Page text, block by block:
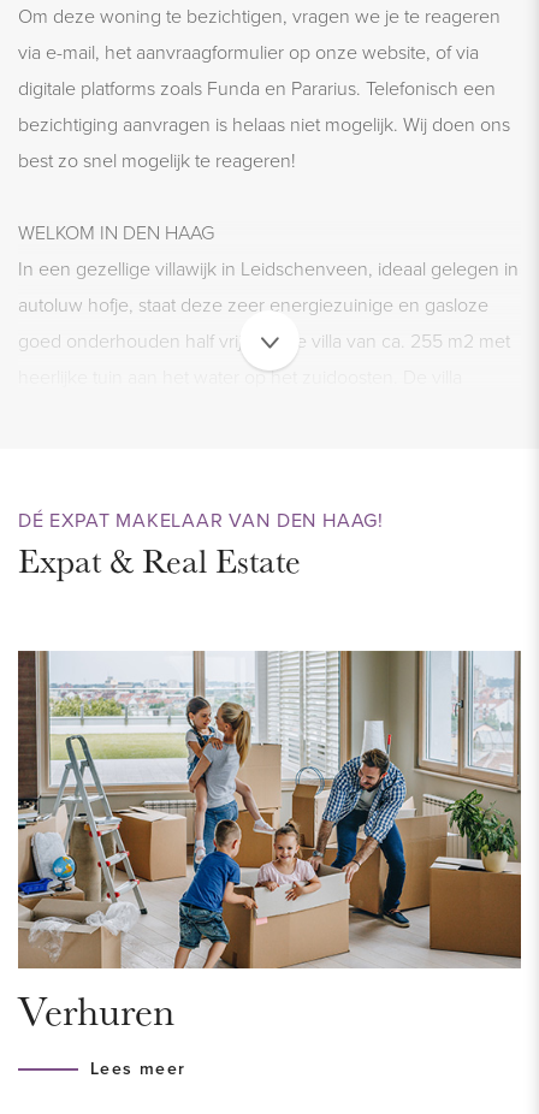
Om deze woning te bezichtigen, vragen we je te reageren
via e-mail, het aanvraagformulier op onze website, of via
digitale platforms zoals Funda en Pararius. Telefonisch een
bezichtiging aanvragen is helaas niet mogelijk. Wij doen ons
best zo snel mogelijk te reageren!
WELKOM IN DEN HAAG
In een gezellige villawijk in Leidschenveen, ideaal gelegen in
autoluw hofje, staat deze zeer energiezuinige en gasloze
goed onderhouden half vrijstaande villa van ca. 255 m2 met
heerlijke tuin aan het water op het zuidoosten. De villa
gelegen ten opzichte van de British School. In deze
prachtige villa is wonen puur genieten. Wacht dus niet langer
LOCATIE – Leidschenveen
Gelegen in het kindvriendelijke stadsdeel Leidschenveen.
De woning bevindt zich op loopafstand van de British School,
bioscoop en het winkelcentrum van Leidschenveen. Hier
bevindt zich een uitgebreid aanbod aan winkels voor zowel
de dagelijkse boodschappen als horecagelegenheden en
bibliotheek. Het centrum van Den Haag is vanuit
Leidschenveen met auto en OV binnen 10 minuten te
bereiken: hier bevinden zich musea, theaters, bioscopen,
nachtleven. Gunstig gelegen ten opzichte van alle
uitvalswegen.
DÉ EXPAT MAKELAAR VAN DEN HAAG!
Expat & Real Estate
Verhuren
Lees meer